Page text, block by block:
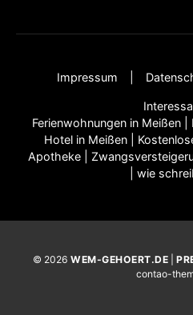
Impressum
Ferienwohnungen in Meißen|
Hotel in Meißen
Apotheke
wie
© 2026 WEM-GEHOERT.DE
contao-